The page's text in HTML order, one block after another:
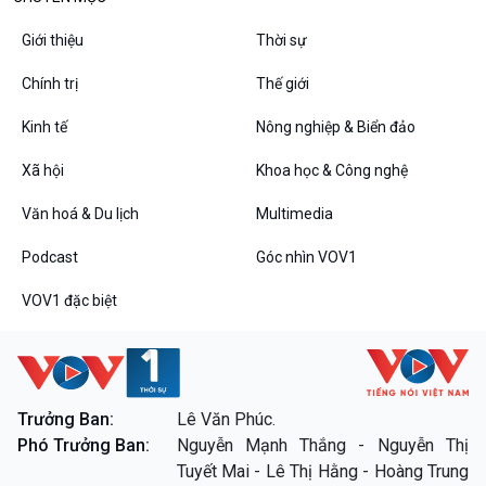
Chát với người nổi tiếng
Câu chuyện Thể thao
Video
Infographic
E-Magazine
Podcast
Góc nhìn VOV1
Bình luận
Câu chuyện thời sự
VOV1 đặc biệt
Giới thiệu Thời sự
Chính trị Thế giới
Kinh tế Nông nghiệp & Biển đảo
Xã hội Khoa học & Công nghệ
Văn hoá & Du lịch Multimedia
Podcast Góc nhìn VOV1
VOV1 đặc biệt
Trưởng Ban:
Lê Văn Phúc.
Phó Trưởng Ban:
Nguyễn Mạnh Thắng - Nguyễn Thị
Tuyết Mai - Lê Thị Hằng - Hoàng Trung